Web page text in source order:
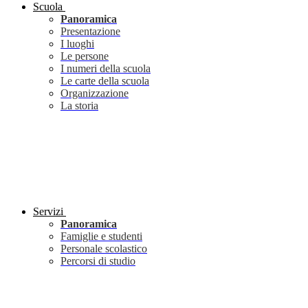
Scuola
Panoramica
Presentazione
I luoghi
Le persone
I numeri della scuola
Le carte della scuola
Organizzazione
La storia
Servizi
Panoramica
Famiglie e studenti
Personale scolastico
Percorsi di studio